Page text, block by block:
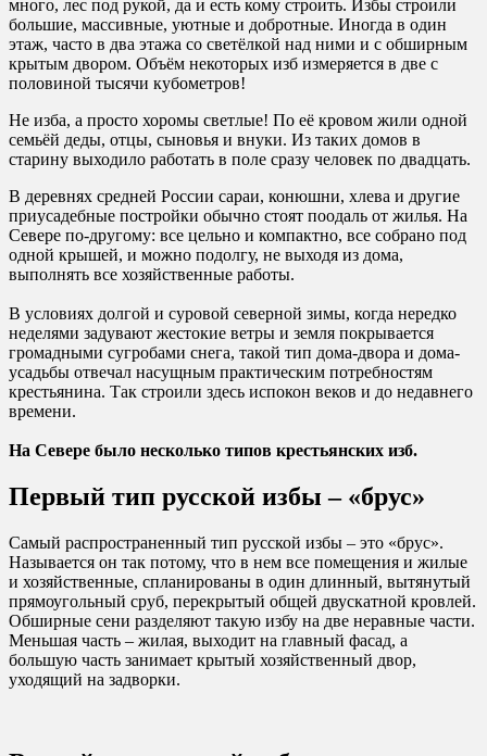
много, лес под рукой, да и есть кому строить. Избы строили
большие, массивные, уютные и добротные. Иногда в один
этаж, часто в два этажа со светёлкой над ними и с обширным
крытым двором. Объём некоторых изб измеряется в две с
половиной тысячи кубометров!
Не изба, а просто хоромы светлые! По её кровом жили одной
семьёй деды, отцы, сыновья и внуки. Из таких домов в
старину выходило работать в поле сразу человек по двадцать.
В деревнях средней России сараи, конюшни, хлева и другие
приусадебные постройки обычно стоят поодаль от жилья. На
Севере по-другому: все цельно и компактно, все собрано под
одной крышей, и можно подолгу, не выходя из дома,
выполнять все хозяйственные работы.
В условиях долгой и суровой северной зимы, когда нередко
неделями задувают жестокие ветры и земля покрывается
громадными сугробами снега, такой тип дома-двора и дома-
усадьбы отвечал насущным практическим потребностям
крестьянина. Так строили здесь испокон веков и до недавнего
времени.
На Севере было несколько типов крестьянских изб.
Первый тип русской избы – «брус»
Самый распространенный тип русской избы – это «брус».
Называется он так потому, что в нем все помещения и жилые
и хозяйственные, спланированы в один длинный, вытянутый
прямоугольный сруб, перекрытый общей двускатной кровлей.
Обширные сени разделяют такую избу на две неравные части.
Меньшая часть – жилая, выходит на главный фасад, а
большую часть занимает крытый хозяйственный двор,
уходящий на задворки.